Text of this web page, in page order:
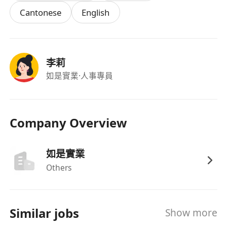
通常不超過25公斤）；
具備基本粵語溝通能力，能清晰理解客戶指示及
誠實可靠、責任心強，無嚴重交通違例紀錄，能
獨立完成日常配送任務並遵守公司操作守則；
熟悉香港主要區域街道及屋苑分佈者優先，有物
福利：
具競爭力的日薪／底薪加績效獎金制度，按實際
送貨單量及準時率發放額外津貼；
享有法定公眾假期及有薪年假，入職滿一年後可
享7天有薪年假，逐年遞增至最高14天；
Cantonese
English
李莉
如是實業·人事專員
Company Overview
如是實業
Others
Similar jobs Show more